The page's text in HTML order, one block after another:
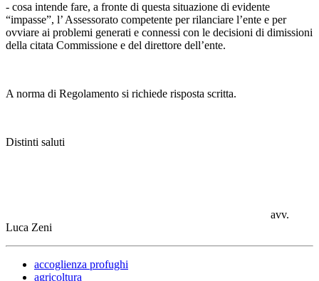
- cosa intende fare, a fronte di questa situazione di evidente
“impasse”, l’ Assessorato competente per rilanciare l’ente e per
ovviare ai problemi generati e connessi con le decisioni di dimissioni
della citata Commissione e del direttore dell’ente.
A norma di Regolamento si richiede risposta scritta.
Distinti saluti
avv.
Luca Zeni
accoglienza profughi
agricoltura